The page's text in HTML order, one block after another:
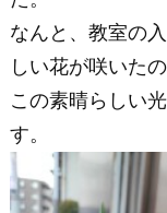
なんと、教室の
しい花が咲いたの
この素晴らしい
す。